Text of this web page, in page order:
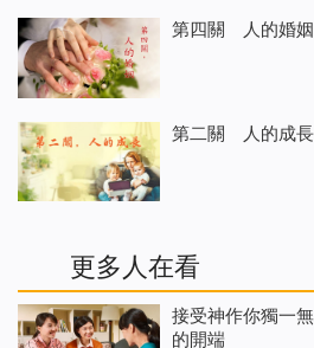
第四關 人的婚姻
第二關 人的成長
更多人在看
接受神作你獨一
的開端